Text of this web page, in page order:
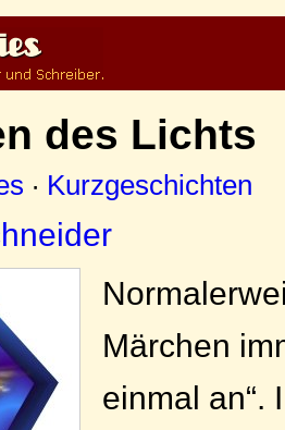
des Lichts
· Kurzgeschichten
Märchen
einmal an“.